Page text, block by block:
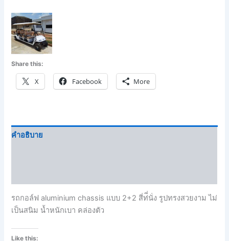
Share this:
X Facebook More
คำอธิบาย
รถกอล์ฟ aluminium chassis แบบ 2+2 สี่ท่ี่นั่ง รูปทรงสวยงาม ไม่
เป็นสนิม น้ำหนักเบา คล่องตัว
Like this: